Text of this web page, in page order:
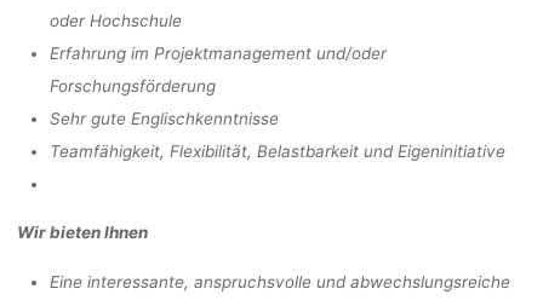
oder Hochschule
Erfahrung im Projektmanagement und/oder
Forschungsförderung
Sehr gute Englischkenntnisse
Teamfähigkeit, Flexibilität, Belastbarkeit und Eigeninitiative
Wir bieten Ihnen
Eine interessante, anspruchsvolle und abwechslungsreiche